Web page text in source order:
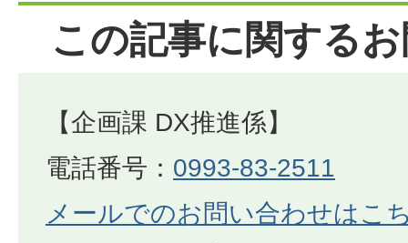
この記事に関する
【企画課 DX推進係】
電話番号： 0993-83-2511
メールでのお問い合わせはこ